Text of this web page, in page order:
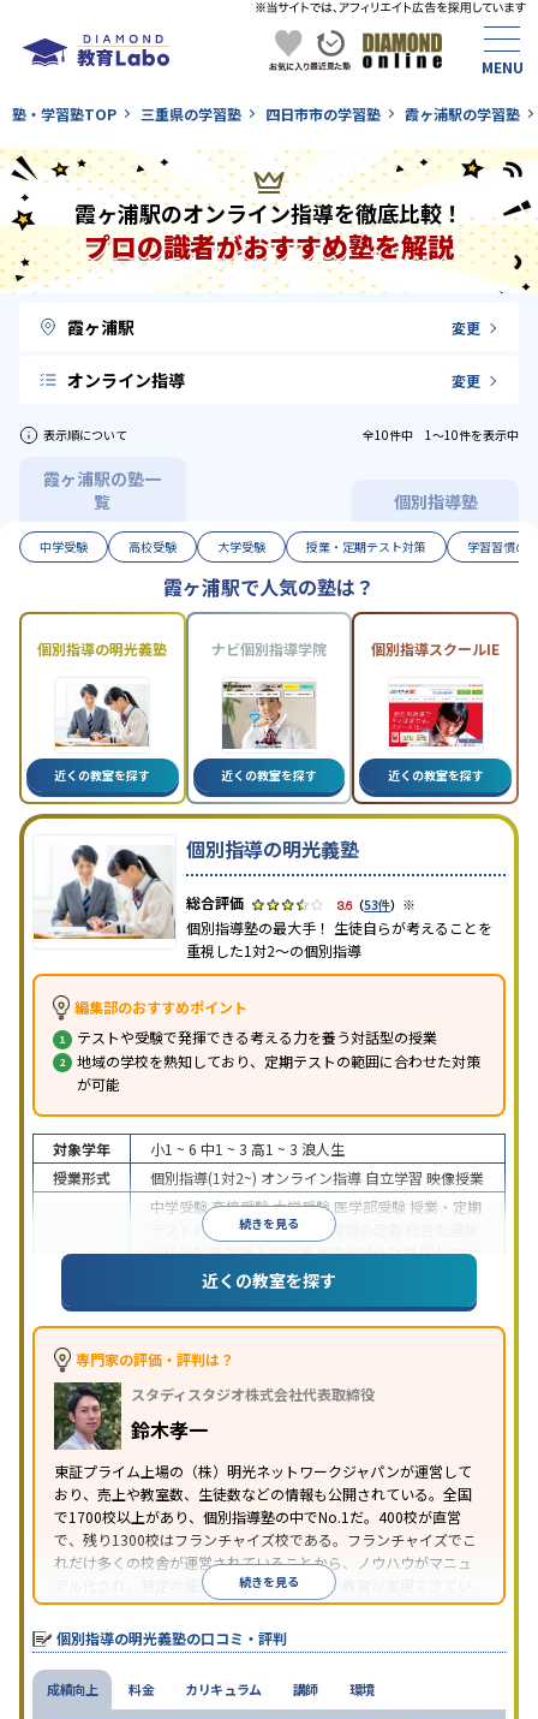
塾・学習塾TOP 三重県の学習塾 四日市市の学習塾 霞ヶ浦駅の学習塾
霞ヶ浦駅のオンライン指導を徹底比較！
プロの識者がおすすめ塾を解説
霞ヶ浦駅 変更
オンライン指導 変更
表示順について 全10件中 1〜10件を表示中
霞ヶ浦駅の塾一
覧
個別指導塾
中学受験 高校受験 大学受験 授業・定期テスト対策 学習習慣の
霞ヶ浦駅で人気の塾は？
個別指導の明光義塾
近くの教室を探す
ナビ個別指導学院
近くの教室を探す
個別指導スクールIE
近くの教室を探す
個別指導の明光義塾
3.6（53件） ※
個別指導塾の最大手！ 生徒自らが考えることを
重視した1対2〜の個別指導
編集部のおすすめポイント
テストや受験で発揮できる考える力を養う対話型の授業
地域の学校を熟知しており、定期テストの範囲に合わせた対策
が可能
続きを見る
対象学年 小1 ~ 6 中1 ~ 3 高1 ~ 3 浪人生
授業形式
個別指導(1対2~) オンライン指導 自立学習 映像授業
中学受験高校受験大学受験 医学部受験 授業・定期
テスト対策
内申点対策 学習習慣の定着
(旧AO)対策推薦入試対策学校別特化対策国公立大
私大対策共通テスト対策
英語・英会話特化
対策その他科目別特化対策
特徴
中高一貫校生に対応
の振替可能
を利用オンライン対応1科目から受講可能
習のみの受講可
り
※2023年3月調査。小学校高学年の個別指導塾アンケート調査方法を参
近くの教室を探す
専門家の評価・評判は？
スタディスタジオ株式会社代表取締役
鈴木孝一
東証プライム上場の（株）明光ネットワークジャパンが運営して
おり、売上や教室数、生徒数などの情報も公開されている。全国
で1700校以上があり、個別指導塾の中でNo.1だ。400校が直営
で、残り1300校はフランチャイズ校である。フランチャイズでこ
れだけ多くの校舎が運営されていることから、ノウハウがマニュ
アル化され、特定の優秀な人材に依存しない教育が実現できてい
ることが推測される。
続きを見る
個別指導の明光義塾の口コミ・評判
成績向上 料金 カリキュラム 講師 環境